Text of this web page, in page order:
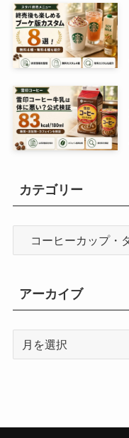
カテゴリー
ー
アーカイブ